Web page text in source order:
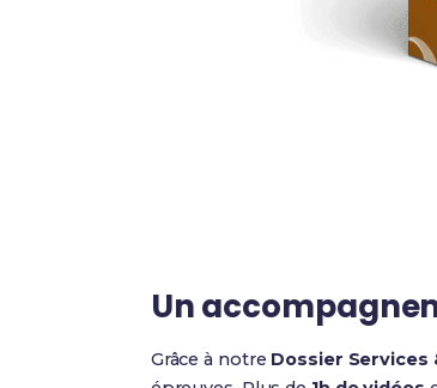
Un
Grâce à notre Dossier Services